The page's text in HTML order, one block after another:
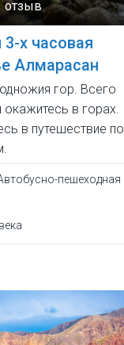
отзыв
х часовая
Алмарасан
гор. Всего
окажитесь в горах.
в путешествие по
пешеходная